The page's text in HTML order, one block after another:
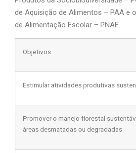
de Aquisição de Alimentos – PAA e
de Alimentação Escolar – PNAE.
Objetivos
Estimular atividades produtivas
Promover o manejo florestal
áreas desmatadas ou degradadas